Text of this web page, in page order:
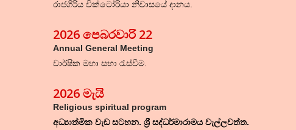
රාජගිරිය වික්ටෝරියා නිවාසයේ දානය.
2026 පෙබරවාරි 22
Annual General Meeting
වාර්ෂික මහා සභා රැස්වීම.
2026 මැයි
Religious spiritual program
අධ්‍යාත්මික වැඩ සටහන. ශ්‍රී සද්ධර්මාරාමය වැල්ලවත්ත.